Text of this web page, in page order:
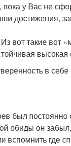
у Вас не
достижения,
вот такие вот
в себе
был постоянно
обиды он забыл,
вспомнить где